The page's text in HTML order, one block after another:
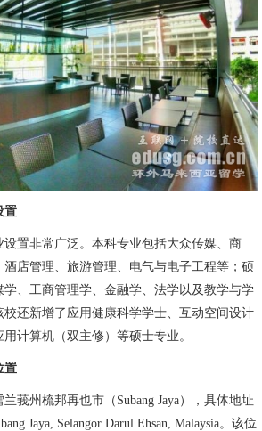
置
置非常广泛。本科专业包括大众传媒、商
店管理、旅游管理、电气与电子工程等；硕
、工商管理学、金融学、法学以及教学与学
还新增了应用健康科学学士、互动空间设计
计算机（双主修）等硕士专业。
置
莪州梳邦再也市（Subang Jaya），具体地址
Jaya, Selangor Darul Ehsan, Malaysia。该位